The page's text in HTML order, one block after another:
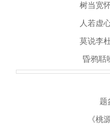
树当宽
人若虚
莫说李
昏鸦聒
题
《桃